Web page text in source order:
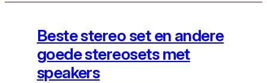
Beste stereo set en andere
goede stereosets met
speakers